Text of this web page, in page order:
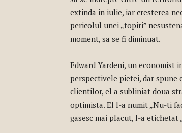
extinda in iulie, iar cresterea
pericolul unei „topiri”
moment, sa se fi diminuat.
Edward Yardeni, un economist
perspectivele pietei, dar
clientilor, el a subliniat doua
optimista. El l-a numit „Nu-ti
gasesc mai placut, l-a